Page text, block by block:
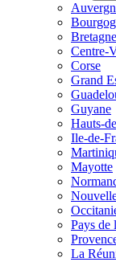
Bretagne
Centre-
Corse
Grand
Guyane
Hauts-
Ile-de-
Mayotte
Pays de
La